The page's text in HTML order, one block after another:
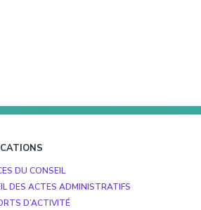
DU CONSEIL
DES ACTES ADMINISTRATIFS
D’ACTIVITÉ